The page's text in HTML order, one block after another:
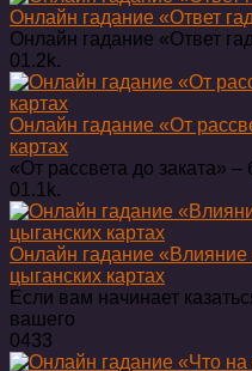
Онлайн гадание «Ответ
Онлайн гадание «Ответ
01.2k.
Онлайн гадание «От
картах
«От рассвета до заката»
01.1k.
Онлайн гадание
цыганских картах
Если вам начинает
вашего
0433